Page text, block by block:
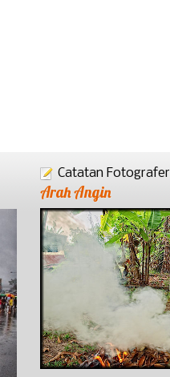
Catatan Fotografer
Arah Angin